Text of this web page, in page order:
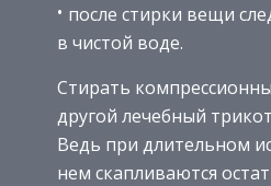
после стирки вещи
в чистой воде.
Стирать
другой лечебный
Ведь при длительном
нем скапливаются